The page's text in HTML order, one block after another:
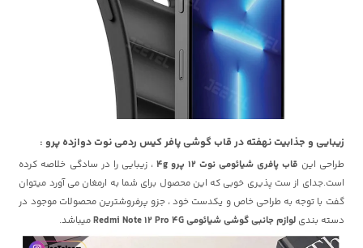
زیبایی و جذابیت نهفته در قاب گوشی پافر کیس ردمی نوت دوازده پرو :
طراحی این قاب پافری شیائومی نوت 12 پرو 4g
، زیبایی را در سادگی خلاصه کرده
است.جدای از ست پذیری خوبی که این محصول برای شما به ارمغان می آورد میتوان
گفت با توجه به طراحی خاص و یکدست خود ، جزو پرفروشترین محصولات موجود در
دسته بندیلوازم جانبی گوشی شیائومی Redmi Note 12 Pro 4G میباشد.